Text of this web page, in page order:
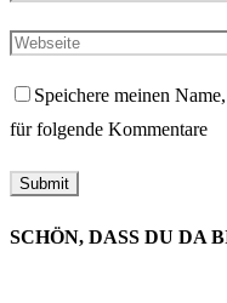
Speichere meinen
für folgende Kommentare
SCHÖN, DASS DU DA